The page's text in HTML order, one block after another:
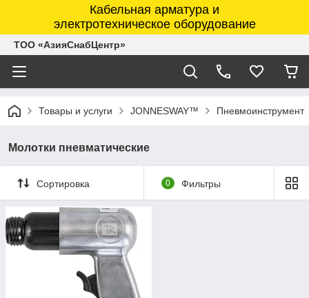
Кабельная арматура и
электротехническое оборудование
ТОО «АзияСнабЦентр»
Товары и услуги JONNESWAY™ Пневмоинструмент
Молотки пневматические
Сортировка 0 Фильтры